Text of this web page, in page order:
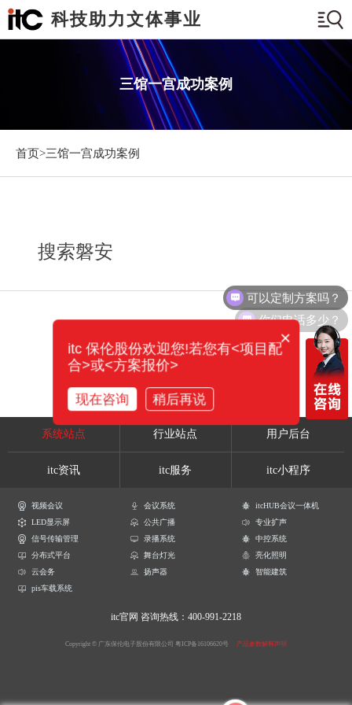
科技助力文体事业
三馆一宫成功案例
首页>三馆一宫成功案例
搜索磐安
系统站点 行业站点 用户后台
itc资讯 itc服务 itc小程序
视频会议 会议系统
itcHUB会议一体机
LED显示屏
公共广播
专业扩声
信号传输管理
录播系统
中控系统
分布式平台
舞台灯光
亮化照明
云会务
扬声器
智能建筑
pis车载系统
itc官网 咨询热线：400-991-2218
Copyright © 广东保伦电子股份有限公司 粤ICP备16106620号 产品参数解释声明
可以定制方案吗？
你们电话多少？
×
itc 保伦股份欢迎您!若您有<项目配
合>或<方案报价>
现在咨询 稍后再说